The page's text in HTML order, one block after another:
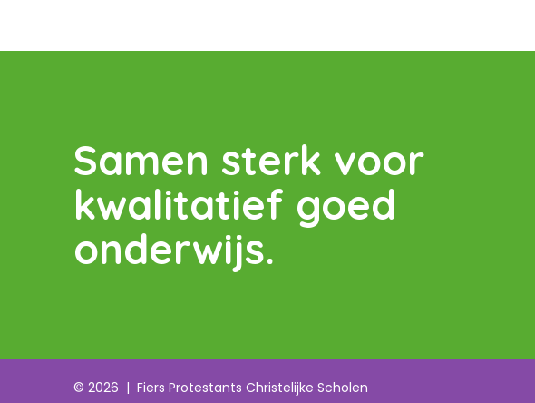
Samen sterk voor
kwalitatief goed
onderwijs.
© 2026 | Fiers Protestants Christelijke Scholen